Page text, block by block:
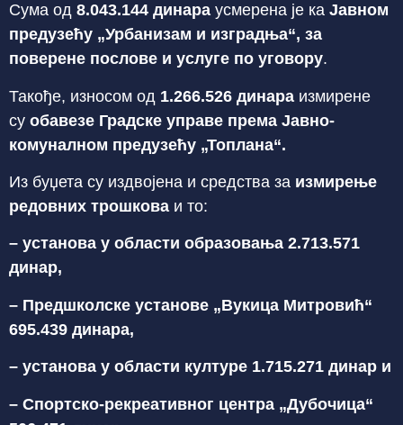
Сума од 8.043.144 динара усмерена је ка Јавном
предузећу „Урбанизам и изградња“, за
поверене послове и услуге по уговору.
Такође, износом од 1.266.526 динара измирене
су обавезе Градске управе према Јавно-
комуналном предузећу „Топлана“.
Из буџета су издвојена и средства за измирење
редовних трошкова и то:
– установа у области образовања 2.713.571
динар,
– Предшколске установе „Вукица Митровић“
695.439 динара,
– установа у области културе 1.715.271 динар и
– Спортско-рекреативног центра „Дубочица“